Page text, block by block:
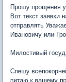
Прошу прощения у
Вот текст заявки
отправлять
Ивановичу или
Милостивый
Спешу
питаю к вашему